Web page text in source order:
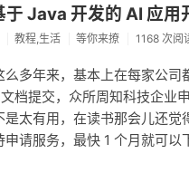
于 Java 开发的 AI 应用
教程,生活 等你来撩 1168 次阅
么多年来，基本上在每家公司
档提交，众所周知科技企业
是太有用，在读书那会儿还
申请服务，最快 1 个月就可以